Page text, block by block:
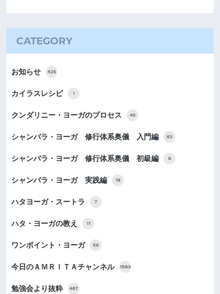
CATEGORY
お知らせ 425
カイラスレシピ 1
クンダリニー・ヨーガのプロセス 45
シャンバラ・ヨーガ 修行体系奥儀 入門編 83
シャンバラ・ヨーガ 修行体系奥儀 初級編 9
シャンバラ・ヨーガ 実践編 19
ハタヨーガ・スートラ 7
ハタ・ヨーガの教え 11
ワンポイント・ヨーガ 56
今日のＡＭＲＩＴＡチャンネル 1563
勉強会より抜粋 487